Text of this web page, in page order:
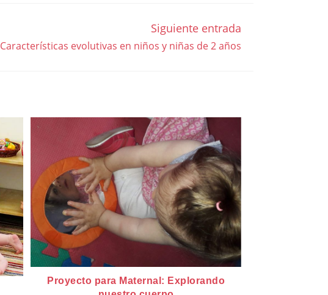
Siguiente entrada
Características evolutivas en niños y niñas de 2 años
Proyecto para Maternal: Explorando